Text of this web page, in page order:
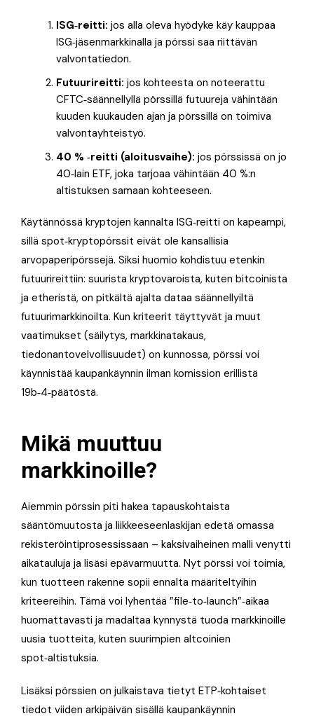
ISG‑reitti: jos alla oleva hyödyke käy kauppaa
ISG‑jäsenmarkkinalla ja pörssi saa riittävän
valvontatiedon.
Futuurireitti: jos kohteesta on noteerattu
CFTC‑säännellyllä pörssillä futuureja vähintään
kuuden kuukauden ajan ja pörssillä on toimiva
valvontayhteistyö.
40 % ‑reitti (aloitusvaihe): jos pörssissä on jo
40‑lain ETF, joka tarjoaa vähintään 40 %:n
altistuksen samaan kohteeseen.
Käytännössä kryptojen kannalta ISG‑reitti on kapeampi,
sillä spot‑kryptopörssit eivät ole kansallisia
arvopaperipörssejä. Siksi huomio kohdistuu etenkin
futuurireittiin: suurista kryptovaroista, kuten bitcoinista
ja etheristä, on pitkältä ajalta dataa säännellyiltä
futuurimarkkinoilta. Kun kriteerit täyttyvät ja muut
vaatimukset (säilytys, markkinatakaus,
tiedonantovelvollisuudet) on kunnossa, pörssi voi
käynnistää kaupankäynnin ilman komission erillistä
19b‑4‑päätöstä.
Mikä muuttuu
markkinoille?
Aiemmin pörssin piti hakea tapauskohtaista
sääntömuutosta ja liikkeeseenlaskijan edetä omassa
rekisteröintiprosessissaan – kaksivaiheinen malli venytti
aikatauluja ja lisäsi epävarmuutta. Nyt pörssi voi toimia,
kun tuotteen rakenne sopii ennalta määriteltyihin
kriteereihin. Tämä voi lyhentää ”file‑to‑launch”‑aikaa
huomattavasti ja madaltaa kynnystä tuoda markkinoille
uusia tuotteita, kuten suurimpien altcoinien
spot‑altistuksia.
Lisäksi pörssien on julkaistava tietyt ETP‑kohtaiset
tiedot viiden arkipäivän sisällä kaupankäynnin